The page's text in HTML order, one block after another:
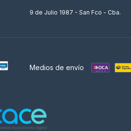
9 de Julio 1987 - San Fco - Cba.
Medios de envío